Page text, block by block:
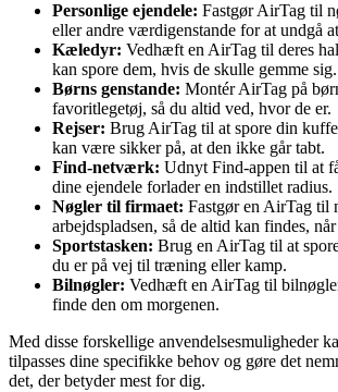
Personlige ejendele: Fastgør AirTag til
eller andre værdigenstande for at undgå
Kæledyr: Vedhæft en AirTag til deres
kan spore dem, hvis de skulle gemme sig.
Børns genstande: Montér AirTag på
favoritlegetøj, så du altid ved, hvor de er.
Rejser: Brug AirTag til at spore din
kan være sikker på, at den ikke går tabt.
Find-netværk: Udnyt Find-appen til at
dine ejendele forlader en indstillet radius.
Nøgler til firmaet: Fastgør en AirTag til
arbejdspladsen, så de altid kan findes,
Sportstasken: Brug en AirTag til at
du er på vej til træning eller kamp.
Bilnøgler: Vedhæft en AirTag til
finde den om morgenen.
Med disse forskellige anvendelsesmuligheder
tilpasses dine specifikke behov og gøre det
det, der betyder mest for dig.